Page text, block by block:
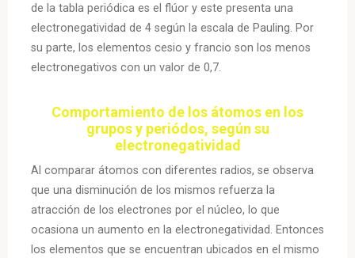
de la tabla periódica es el flúor y este presenta una
electronegatividad de 4 según la escala de Pauling. Por
su parte, los elementos cesio y francio son los menos
electronegativos con un valor de 0,7.
Comportamiento de los átomos en los
grupos y periódos, según su
electronegatividad
Al comparar átomos con diferentes radios, se observa
que una disminución de los mismos refuerza la
atracción de los electrones por el núcleo, lo que
ocasiona un aumento en la electronegatividad. Entonces
los elementos que se encuentran ubicados en el mismo